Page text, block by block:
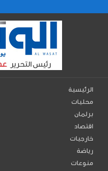
الرئيسية
محليات
برلمان
اقتصاد
خارجيات
رياضة
منوعات